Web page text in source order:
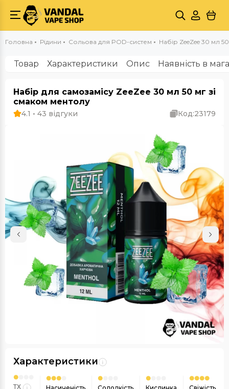
Головна Рідини Сольова для POD-систем Набір ZeeZee 30 мл
Товар Характеристики Опис Наявність в
Набір для самозамісу ZeeZee 30 мл 50 мг зі
смаком ментолу
4.1 • 43 відгуки Код:23179
Характеристики
ТХ Насиченість Солодкість Кислинка Свіжість